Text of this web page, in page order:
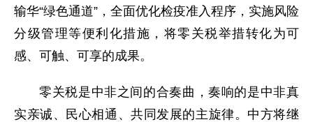
输华“绿色通道”，全面优化检疫准入程序，实施风险
分级管理等便利化措施，将零关税举措转化为可
感、可触、可享的成果。
零关税是中非之间的合奏曲，奏响的是中非真
实亲诚、民心相通、共同发展的主旋律。中方将继